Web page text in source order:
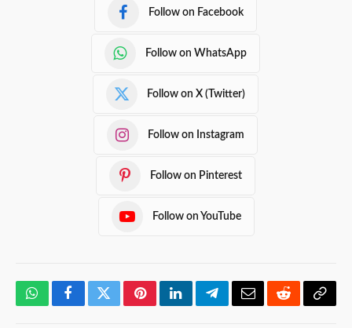
Follow on Facebook
Follow on WhatsApp
Follow on X (Twitter)
Follow on Instagram
Follow on Pinterest
Follow on YouTube
WhatsAppFacebookTwitterPinterestLinkedInTelegramEmailRedditCopy